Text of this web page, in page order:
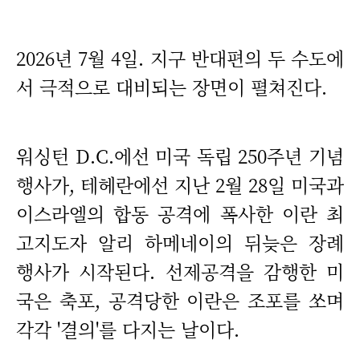
2026년 7월 4일. 지구 반대편의 두 수도에
서 극적으로 대비되는 장면이 펼쳐진다.
워싱턴 D.C.에선 미국 독립 250주년 기념
행사가, 테헤란에선 지난 2월 28일 미국과
이스라엘의 합동 공격에 폭사한 이란 최
고지도자 알리 하메네이의 뒤늦은 장례
행사가 시작된다. 선제공격을 감행한 미
국은 축포, 공격당한 이란은 조포를 쏘며
각각 '결의'를 다지는 날이다.